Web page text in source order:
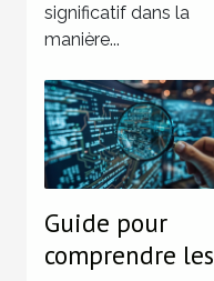
significatif dans la
manière...
Guide pour
comprendre les